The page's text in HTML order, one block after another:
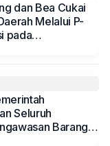
dan Bea Cukai
Melalui P-
pada
Seluruh
Barang
Pemanfaatan